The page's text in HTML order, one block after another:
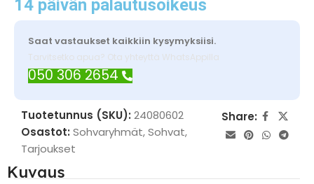
14 päivän palautusoikeus
Saat vastaukset kaikkiin kysymyksiisi.
Tarvitsetko apua? Ota yhteyttä WhatsAppilla
050 306 2654
Tuotetunnus (SKU): 24080602
Osastot: Sohvaryhmät,Sohvat,
Tarjoukset
Share:
Kuvaus